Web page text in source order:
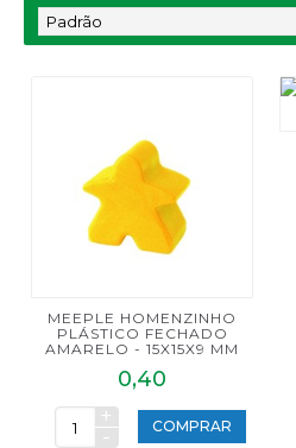
MEEPLE HOMENZINHO
PLÁSTICO FECHADO
AMARELO - 15X15X9 MM
0,40
+
-
COMPRAR